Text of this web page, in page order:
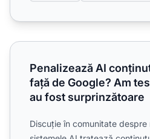
Penalizează AI conținutul
Penalizează AI
față de Google? Am
au fost surprinzătoare
Discuție în comunitate despre